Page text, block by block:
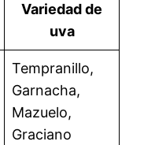
Variedad de
uva
Tempranillo,
Garnacha,
Mazuelo,
Graciano